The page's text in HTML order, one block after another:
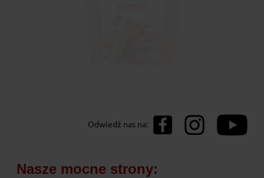
Prażone migdały 100g Pięć Przemian
Odwiedź nas na:
Nasze mocne strony: